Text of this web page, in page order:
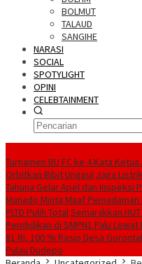
BOLMUT
TALAUD
SANGIHE
NARASI
SOCIAL
SPOTYLIGHT
OPINI
CELEBTAINMENT
Turnamen BU FC ke 4 Kata
Orbitkan Bibit Unggul Jaga
Tahuna Gelar Apel dan Inspeksi
Manado Minta Maaf
PLTD Pulih TotalSemarakkan
Pendidikan di SMPN1 Palu Lewat
81 RI, 100 % Rasio Desa
Pulau Dudepo